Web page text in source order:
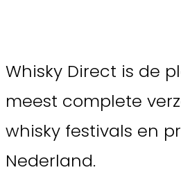
Whisky Direct is de
meest complete
whisky festivals en
Nederland.